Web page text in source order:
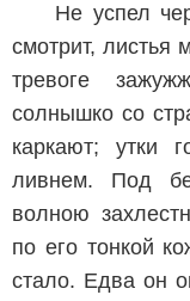
Не успел
смотрит, листья
тревоге
солнышко со
каркают; утки
ливнем. Под
волною
по его тонкой
стало. Едва он